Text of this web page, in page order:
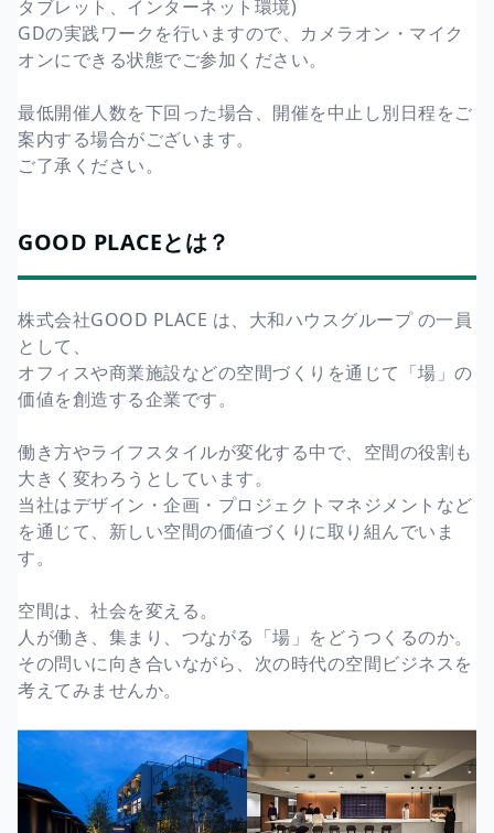
タブレット、インターネット環境)
GDの実践ワークを行いますので、カメラオン・マイク
オンにできる状態でご参加ください。
最低開催人数を下回った場合、開催を中止し別日程をご
案内する場合がございます。
ご了承ください。
GOOD PLACEとは？
株式会社GOOD PLACE は、大和ハウスグループ の一員
として、
オフィスや商業施設などの空間づくりを通じて「場」の
価値を創造する企業です。
働き方やライフスタイルが変化する中で、空間の役割も
大きく変わろうとしています。
当社はデザイン・企画・プロジェクトマネジメントなど
を通じて、新しい空間の価値づくりに取り組んでいま
す。
空間は、社会を変える。
人が働き、集まり、つながる「場」をどうつくるのか。
その問いに向き合いながら、次の時代の空間ビジネスを
考えてみませんか。